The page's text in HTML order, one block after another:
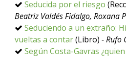
Seducida por el riesgo
Beatriz Valdés Fidalgo, Roxana
Seduciendo a un extraño:
vueltas a contar(Libro) - Rufo
Según Costa-Gavras